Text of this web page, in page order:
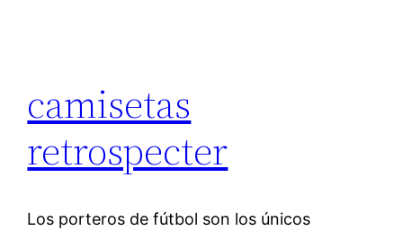
camisetas
retrospecter
Los porteros de fútbol son los únicos